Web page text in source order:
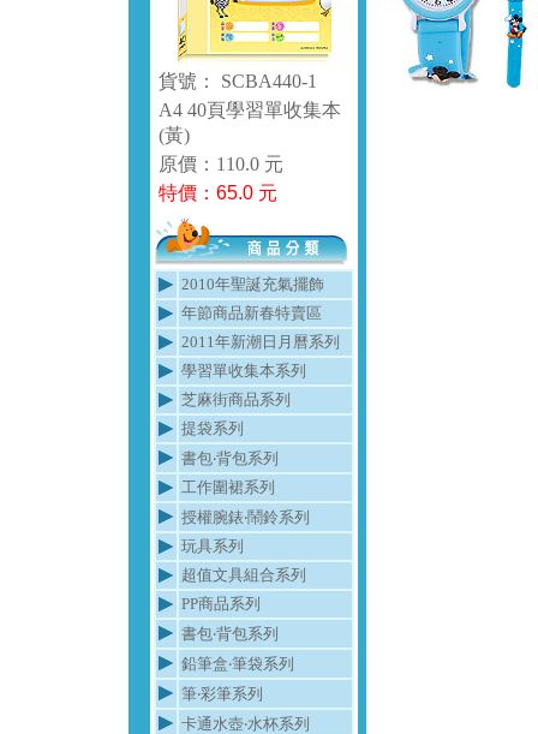
貨號： SCBA440-1
A4 40頁學習單收集本
(黃)
原價：110.0 元
特價： 65.0元
2010年聖誕充氣擺飾
年節商品新春特賣區
2011年新潮日月曆系列
學習單收集本系列
芝麻街商品系列
提袋系列
書包‧背包系列
工作圍裙系列
授權腕錶‧鬧鈴系列
玩具系列
超值文具組合系列
PP商品系列
書包‧背包系列
鉛筆盒‧筆袋系列
筆‧彩筆系列
卡通水壺‧水杯系列